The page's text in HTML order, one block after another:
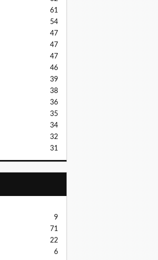
61
54
47
47
47
46
39
38
36
35
34
32
31
9
71
22
6